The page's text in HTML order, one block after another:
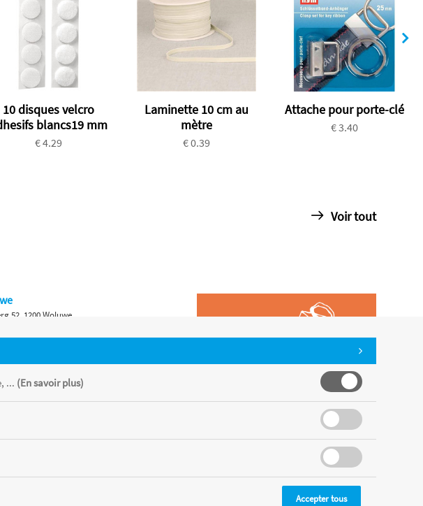
10 disques velcro
blancs19 mm
€ 4.29
Laminette 10 cm au
mètre
€ 0.39
Attache pour porte-clé
€ 3.40
Voir tout
... (En savoir plus)
Accepter tous
52, 1200 Woluwe